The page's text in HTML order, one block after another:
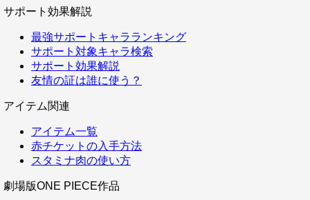
サポート効果解説
最強サポートキャラランキング
サポート対象キャラ検索
サポート効果解説
友情の証は誰に使う？
アイテム関連
アイテム一覧
赤チケットの入手方法
スタミナ肉の使い方
劇場版ONE PIECE作品